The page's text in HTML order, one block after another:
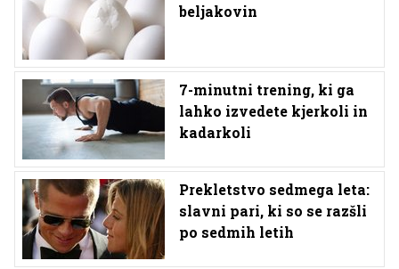
beljakovin
7-minutni trening, ki ga
lahko izvedete kjerkoli in
kadarkoli
Prekletstvo sedmega leta:
slavni pari, ki so se razšli
po sedmih letih